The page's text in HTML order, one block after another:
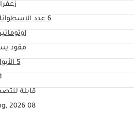
6عدد
مقود
5 الأبواب
قابلة
08 Aug, 2026